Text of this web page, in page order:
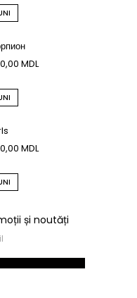
MDL
MDL
și noutăți